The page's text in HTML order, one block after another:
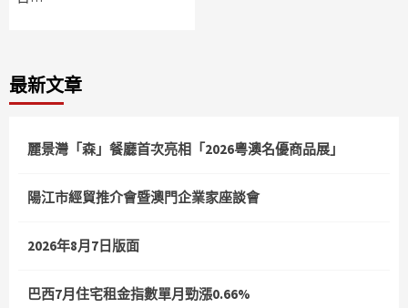
最新文章
麗景灣「森」餐廳首次亮相「2026粵澳名優商品展」
陽江市經貿推介會暨澳門企業家座談會
2026年8月7日版面
巴西7月住宅租金指數單月勁漲0.66%